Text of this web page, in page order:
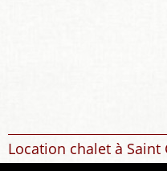
Location chalet à Saint